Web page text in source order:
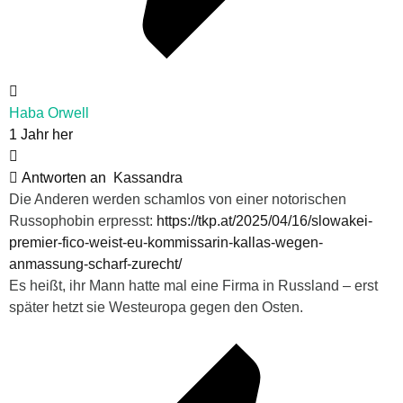
Haba Orwell
1 Jahr her
Antworten an
Kassandra
Die Anderen werden schamlos von einer notorischen
Russophobin erpresst: https://tkp.at/2025/04/16/slowakei-
premier-fico-weist-eu-kommissarin-kallas-wegen-
anmassung-scharf-zurecht/
Es heißt, ihr Mann hatte mal eine Firma in Russland – erst
später hetzt sie Westeuropa gegen den Osten.